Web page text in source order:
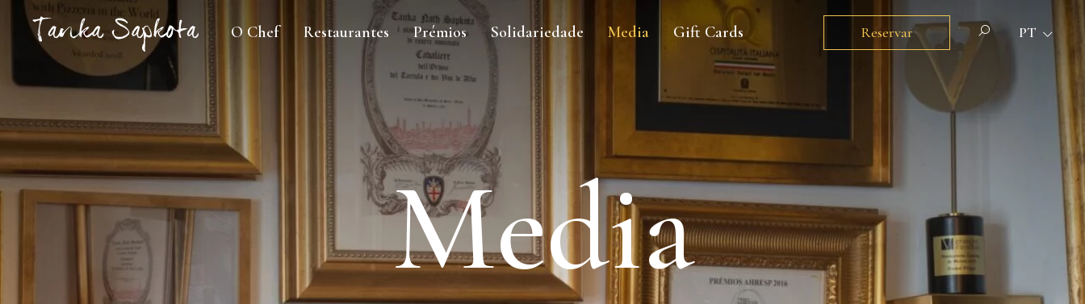
O Chef Restaurantes Prémios Solidariedade Media Gift Cards Reservar
PT
Media